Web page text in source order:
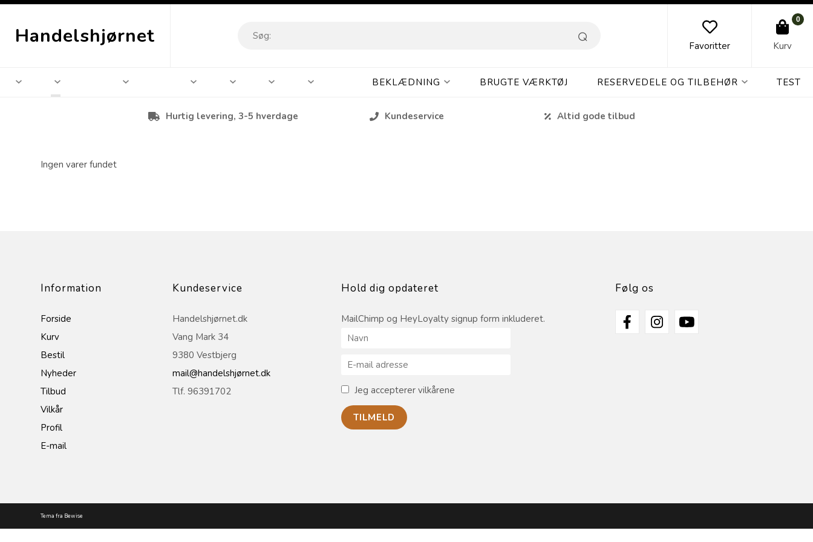
Handelshjørnet Favoritter
0
Kurv
BEKLÆDNING BRUGTE VÆRKTØJ RESERVEDELE OG TILBEHØR TEST
Hurtig levering, 3-5 hverdage Kundeservice Altid gode tilbud
Ingen varer fundet
Information
Forside
Kurv
Bestil
Nyheder
Tilbud
Vilkår
Profil
E-mail
Kundeservice
Handelshjørnet.dk
Vang Mark 34
9380 Vestbjerg
mail@handelshjørnet.dk
Tlf. 96391702
Hold dig opdateret
MailChimp og HeyLoyalty signup form inkluderet.
Jeg accepterer vilkårene
Følg os
Tema fra Bewise